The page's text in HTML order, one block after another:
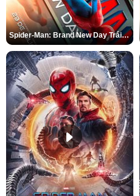
Spider-Man: Brand New Day Tráiler (3)